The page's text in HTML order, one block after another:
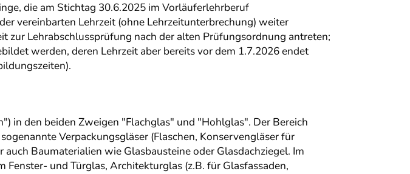
die am Stichtag 30.6.2025 im Vorläuferlehrberuf
vereinbarten Lehrzeit (ohne Lehrzeitunterbrechung) weiter
zur Lehrabschlussprüfung nach der alten Prüfungsordnung antreten;
werden, deren Lehrzeit aber bereits vor dem 1.7.2026 endet
in den beiden Zweigen "Flachglas" und "Hohlglas". Der Bereich
Verpackungsgläser (Flaschen, Konservengläser für
Baumaterialien wie Glasbausteine oder Glasdachziegel. Im
und Türglas, Architekturglas (z.B. für Glasfassaden,